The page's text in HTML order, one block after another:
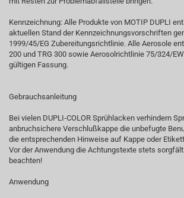
Kennzeichnung: Alle Produkte von MOTIP DUPLI
aktuellen Stand der Kennzeichnungsvorschriften
1999/45/EG Zubereitungsrichtlinie. Alle Aerosole
200 und TRG 300 sowie Aerosolrichtlinie 75/324/
gültigen Fassung.
Gebrauchsanleitung
Bei vielen DUPLI-COLOR Sprühlacken verhindern
anbruchsichere Verschlußkappe die unbefugte
die entsprechenden Hinweise auf Kappe oder
Vor der Anwendung die Achtungstexte stets
beachten!
Anwendung